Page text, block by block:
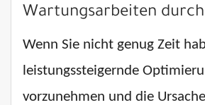
Wartungsarbeiten
Wenn Sie nicht genug Zeit
leistungssteigernde
vorzunehmen und die